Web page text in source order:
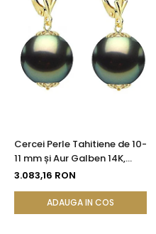
Cercei Perle Tahitiene de 10-
11 mm și Aur Galben 14K,
Forma Rotundă |
3.083,16 RON
ADAUGA IN COS